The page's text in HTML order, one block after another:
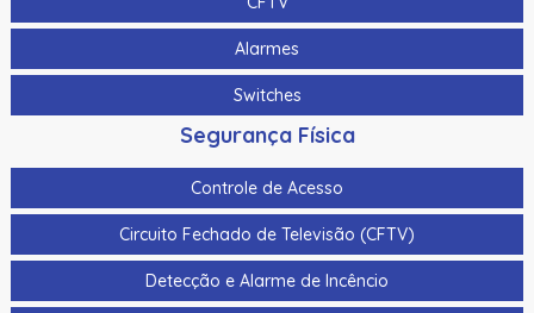
Alarmes
Switches
Segurança Física
Controle de Acesso
Circuito Fechado de Televisão (CFTV)
Detecção e Alarme de Incêncio